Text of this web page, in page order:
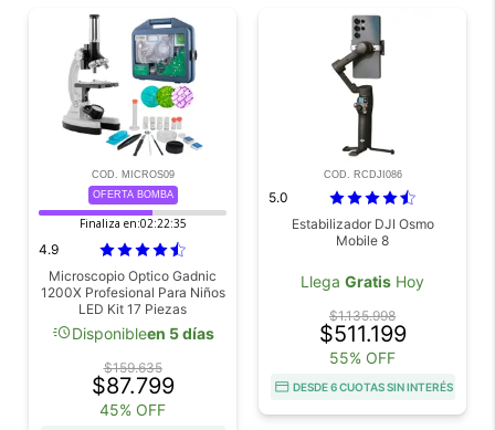
COD. MICROS09
OFERTA BOMBA
Finaliza en:02:22:34
4.9
Microscopio Optico Gadnic
1200X Profesional Para Niños
LED Kit 17 Piezas
acuteDisponibleen 5 días
$159.635
$87.799
45% OFF
COD. RCDJI086
5.0
Estabilizador DJI Osmo
Mobile 8
Llega Gratis Hoy
$1.135.998
$511.199
55% OFF
DESDE 6 CUOTAS SIN INTERÉS